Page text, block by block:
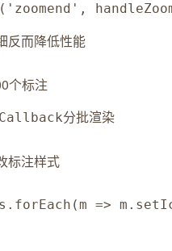
反而降低性能
个标注
分批渲染
标注样式
=>